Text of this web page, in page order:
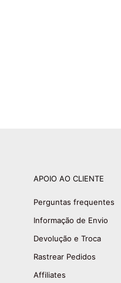
APOIO AO CLIENTE
Perguntas frequentes
Informação de Envio
Devolução e Troca
Rastrear Pedidos
Affiliates